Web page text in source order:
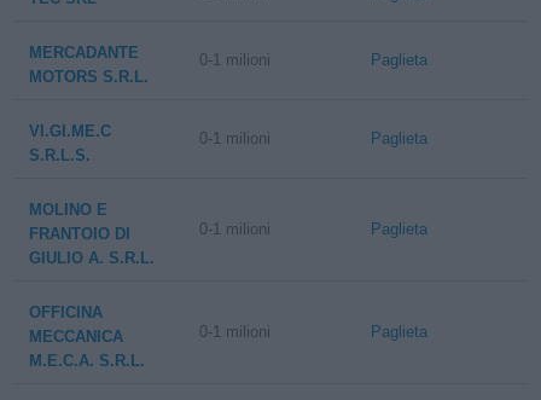
MERCADANTE
MOTORS S.R.L.
0-1 milioni Paglieta
VI.GI.ME.C
S.R.L.S.
0-1 milioni Paglieta
MOLINO E
FRANTOIO DI
GIULIO A. S.R.L.
0-1 milioni Paglieta
OFFICINA
MECCANICA
M.E.C.A. S.R.L.
0-1 milioni Paglieta